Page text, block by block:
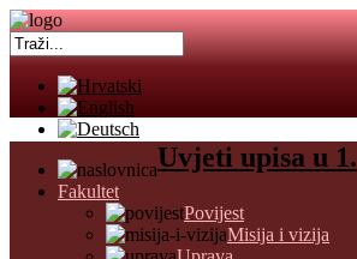
Fakultet
Povijest
Misija i vizija
Uvjeti upisa u 1.